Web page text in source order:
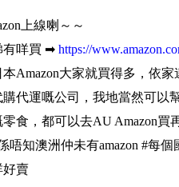
上線喇～～
有咩買 ➡ https://
Amazon大家就買得多，依
代運嘅公司，我地當然可以
食，都可以去AU Amazon買
唔知澳洲仲未有amazon #每
好賣